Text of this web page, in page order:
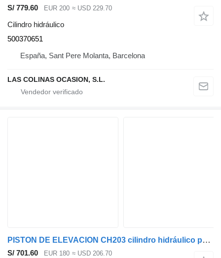
S/ 779.60 EUR 200 ≈ USD 229.70
Cilindro hidráulico
500370651
España, Sant Pere Molanta, Barcelona
LAS COLINAS OCASION, S.L.
PISTON DE ELEVACION CH203 cilindro hidráulico para IVECO EuroTech Cursor (MH) camión
S/ 701.60 EUR 180 ≈ USD 206.70